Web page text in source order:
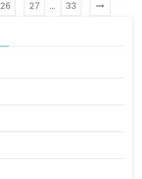
26 27 … 33